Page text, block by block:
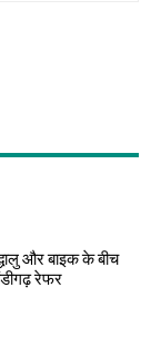
और बाइक के बीच
रेफर